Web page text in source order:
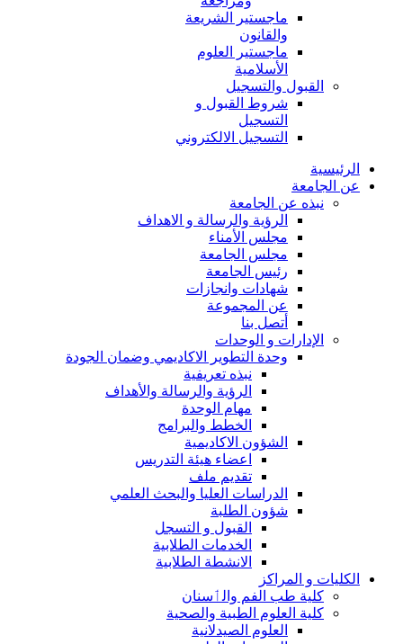
ماجستير الشريعة
والقانون
ماجستير العلوم
الأسلامية
القبول والتسجيل
شروط القبول و
التسجيل
التسجيل الالكتروني
الرئيسية
عن الجامعة
نبذه عن الجامعة
الرؤية والرسالة و الاهداف
مجلس الأمناء
مجلس الجامعة
رئيس الجامعة
شهادات وانجازات
عن المجموعة
أتصل بنا
الإدارات و الوحدات
وحدة التطوير الاكاديمي وضمان الجودة
نبذه تعريفية
الرؤية والرسالة والأهداف
مهام الوحدة
الخطط والبرامج
الشؤون الاكاديمية
اعضاء هيئة التدريس
تقديم ملف
الدراسات العليا والبحث العلمي
شؤون الطلبة
القبول و التسجل
الخدمات الطلابية
الانشطة الطلابية
الكليات و المراكز
كلية طب الفم والٲسنان
كلية العلوم الطبية والصحية
العلوم الصيدلانية